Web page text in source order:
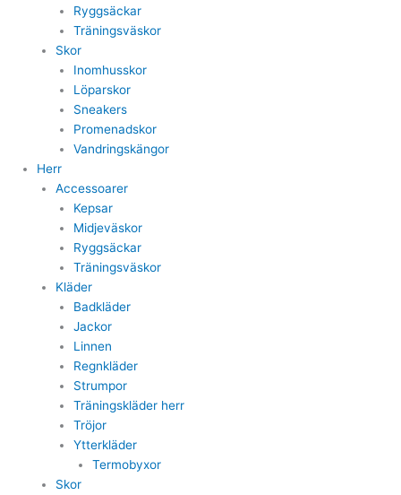
Ryggsäckar
Träningsväskor
Skor
Inomhusskor
Löparskor
Sneakers
Promenadskor
Vandringskängor
Herr
Accessoarer
Kepsar
Midjeväskor
Ryggsäckar
Träningsväskor
Kläder
Badkläder
Jackor
Linnen
Regnkläder
Strumpor
Träningskläder herr
Tröjor
Ytterkläder
Termobyxor
Skor